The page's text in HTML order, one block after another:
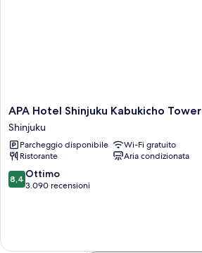
APA
Hotel
Shinjuku
Kabukicho
Tower
Shinjuku
APA Hotel Shinjuku Kabukicho Tower
Shinjuku
Parcheggio disponibile
Wi-Fi gratuito
Ristorante
Aria condizionata
8.4
su
8,4 Ottimo
3.090 recensioni